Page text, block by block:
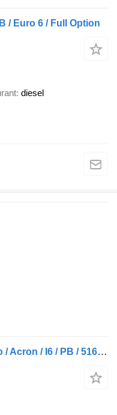
/ Euro 6 / Full Option
diesel
Scania OmniExpress / Tourismo / Acron / I6 / PB / 516 HD / 14.0m / Lift